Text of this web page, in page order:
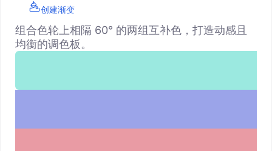
创建渐变
组合色轮上相隔 60° 的两组互补色，打造动感且
均衡的调色板。